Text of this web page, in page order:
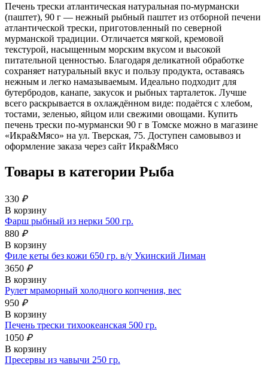
Печень трески атлантическая натуральная по-мурмански
(паштет), 90 г — нежный рыбный паштет из отборной печени
атлантической трески, приготовленный по северной
мурманской традиции. Отличается мягкой, кремовой
текстурой, насыщенным морским вкусом и высокой
питательной ценностью. Благодаря деликатной обработке
сохраняет натуральный вкус и пользу продукта, оставаясь
нежным и легко намазываемым. Идеально подходит для
бутербродов, канапе, закусок и рыбных тарталеток. Лучше
всего раскрывается в охлаждённом виде: подаётся с хлебом,
тостами, зеленью, яйцом или свежими овощами. Купить
печень трески по-мурмански 90 г в Томске можно в магазине
«Икра&Мясо» на ул. Тверская, 75. Доступен самовывоз и
оформление заказа через сайт Икра&Мясо
Товары в категории Рыба
330 ₽
В корзину
Фарш рыбный из нерки 500 гр.
880 ₽
В корзину
Филе кеты без кожи 650 гр. в/у Укинский Лиман
3650 ₽
В корзину
Рулет мраморный холодного копчения, вес
950 ₽
В корзину
Печень трески тихоокеанская 500 гр.
1050 ₽
В корзину
Пресервы из чавычи 250 гр.